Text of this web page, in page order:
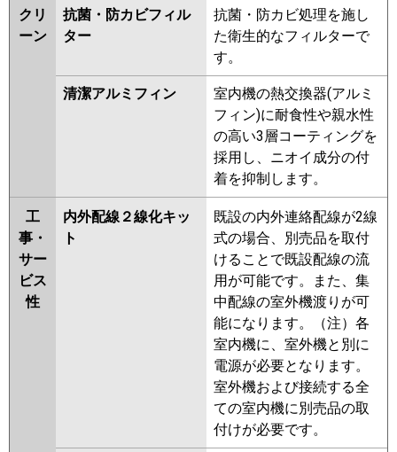
クリ
ーン
抗菌・防カビフィル
ター
抗菌・防カビ処理を施し
た衛生的なフィルターで
す。
清潔アルミフィン
室内機の熱交換器(アルミ
フィン)に耐食性や親水性
の高い3層コーティングを
採用し、ニオイ成分の付
着を抑制します。
工
事・
サー
ビス
性
内外配線２線化キッ
ト
既設の内外連絡配線が2線
式の場合、別売品を取付
けることで既設配線の流
用が可能です。また、集
中配線の室外機渡りが可
能になります。（注）各
室内機に、室外機と別に
電源が必要となります。
室外機および接続する全
ての室内機に別売品の取
付けが必要です。